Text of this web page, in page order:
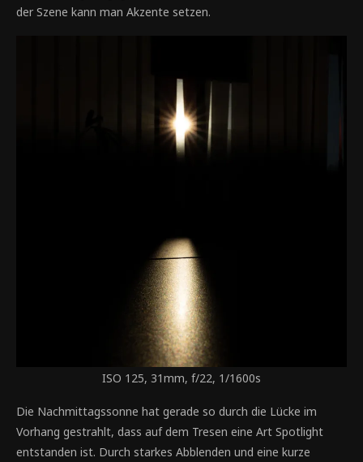
der Szene kann man Akzente setzen.
ISO 125, 31mm, f/22, 1/1600s
Die Nachmittagssonne hat gerade so durch die Lücke im
Vorhang gestrahlt, dass auf dem Tresen eine Art Spotlight
entstanden ist. Durch starkes Abblenden und eine kurze